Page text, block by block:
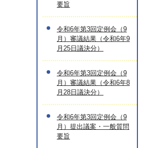
要旨
令和6年第3回定例会（9
月）審議結果（令和6年9
月25日議決分）
令和6年第3回定例会（9
月）審議結果（令和6年8
月28日議決分）
令和6年第3回定例会（9
月）提出議案・一般質問
要旨